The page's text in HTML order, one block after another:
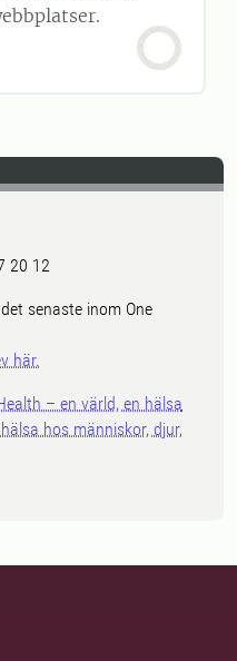
20 12
senaste inom One
här.
– en värld, en hälsa
hos människor, djur,